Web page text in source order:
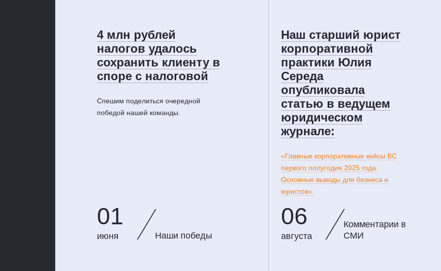
4 млн рублей
налогов удалось
сохранить клиенту в
споре с налоговой
Спешим поделиться очередной
победой нашей команды.
01
июня Наши победы
Наш старший юрист
корпоративной
практики Юлия
Середа
опубликовала
статью в ведущем
юридическом
журнале:
«Главные корпоративные кейсы ВС
первого полугодия 2025 года.
Основные выводы для бизнеса и
юристов».
06
августа
Комментарии в
СМИ